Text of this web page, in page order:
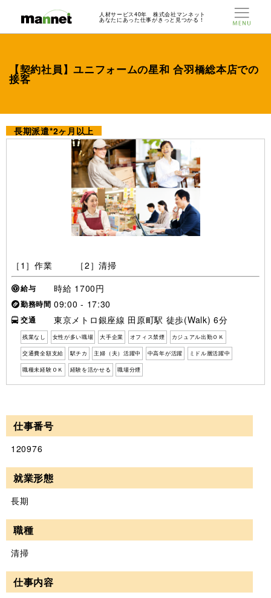
人材サービス40年 株式会社マンネット
あなたにあった仕事がきっと見つかる！
【契約社員】ユニフォームの星和 合羽橋総本店での
接客
長期派遣*2ヶ月以上
［1］作業 ［2］清掃
給与 時給 1700円
勤務時間 09:00 - 17:30
交通 東京メトロ銀座線 田原町駅 徒歩(Walk) 6分
残業なし 女性が多い職場 大手企業 オフィス禁煙 カジュアル出勤ＯＫ
交通費全額支給 駅チカ 主婦（夫）活躍中 中高年が活躍 ミドル層活躍中
職種未経験ＯＫ 経験を活かせる 職場分煙
仕事番号
120976
就業形態
長期
職種
清掃
仕事内容